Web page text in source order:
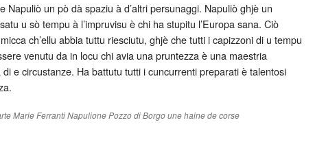
Napuliò un pò dà spaziu à d’altri persunaggi. Napuliò ghjè un
u sò tempu à l’impruvisu è chi ha stupitu l’Europa sana. Ciò
ch’ellu abbia tuttu riesciutu, ghjè che tutti i capizzoni di u tempu
venutu da in locu chi avia una pruntezza è una maestria
e circustanze. Ha battutu tutti i cuncurrenti preparati è talentosi
Marie FerrantiNapulionePozzo di Borgoune haine de corse